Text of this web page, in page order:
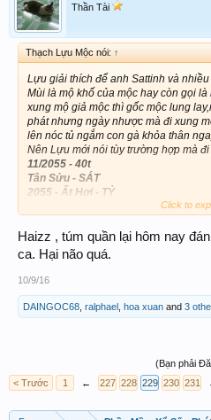
Thần Tài
Thạch Lựu Mộc nói: ↑
Lựu giải thích để anh Sattinh và
Mùi là mộ khố của mộc hay còn gọi
xung mộ giả mộc thì gốc mộc lung
phát nhưng ngày nhược mà đi xung
lên nóc tủ ngắm con gà khỏa thân
Nên Lựu mới nói tùy trường hợp mà
11/2055 - 40t
Tân Sửu - SÁT
2055 - Ất Hợi - TỶ
2058 - Mậu Dần - C.TÀI
2059 - Kỷ Mão - T.TÀI
2060 - Canh Thìn - QUAN
2061 - Tân Tỵ - SÁT
2063 - Quý Mùi - KIÊU
2064 - Giáp Thân - KIẾP
Click to
Haizz , túm quần lại hôm nay
ca. Hại não quá.
10/9/16
DAINGOC68 ralphael hoa xuan and 3
(Bạn phải
< Trước
1 ← 227 228 229 230 231